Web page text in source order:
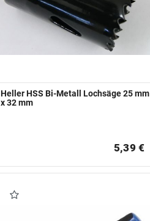
Heller HSS Bi-Metall Lochsäge 25 mm
x 32 mm
5,39 €